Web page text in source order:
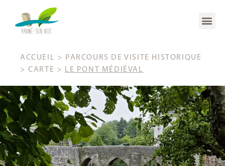
ACCUEIL > PARCOURS DE VISITE HISTORIQUE
>CARTE > LE PONT MÉDIÉVAL